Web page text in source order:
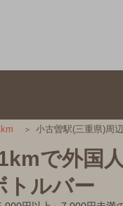
小古曽駅(三重県)周
で外国
トルバー